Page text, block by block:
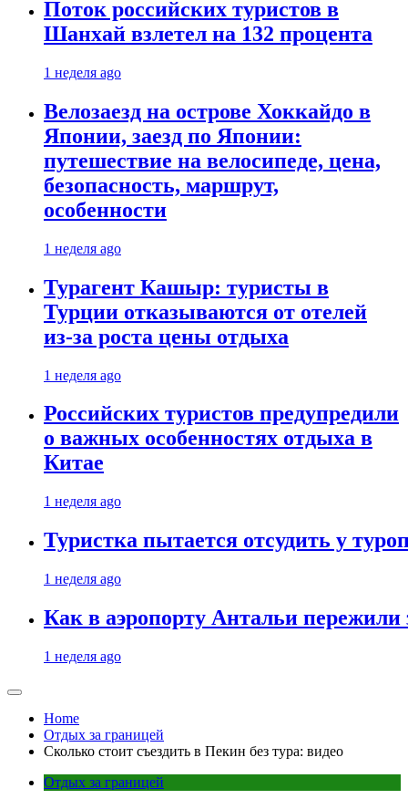
Поток российских туристов в
Шанхай взлетел на 132 процента
1 неделя ago
Велозаезд на острове Хоккайдо в
Японии, заезд по Японии:
путешествие на велосипеде, цена,
безопасность, маршрут,
особенности
1 неделя ago
Турагент Кашыр: туристы в
Турции отказываются от отелей
из-за роста цены отдыха
1 неделя ago
Российских туристов предупредили
о важных особенностях отдыха в
Китае
1 неделя ago
Туристка пытается отсудить у
1 неделя ago
Как в аэропорту Антальи
1 неделя ago
Home
Отдых за границей
Сколько стоит съездить в Пекин без тура: видео
Отдых за границей